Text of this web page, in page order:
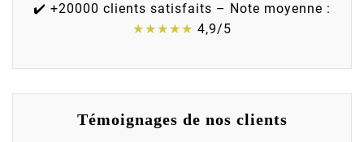
✔️ +20000 clients satisfaits – Note moyenne :
★★★★★ 4,9/5
Témoignages de nos clients